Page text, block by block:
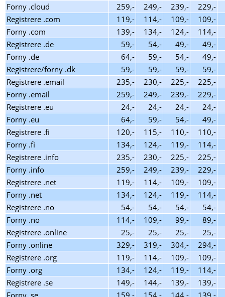
Forny .cloud
259,- 249,- 239,-
229,-
Registrere .com
119,- 114,- 109,-
109,-
Forny .com
139,- 134,- 124,-
114,-
Registrere .de
59,- 54,- 49,-
49,-
Forny .de
64,- 59,- 54,-
49,-
Registrere/forny .dk
59,- 59,- 59,-
59,-
Registrere .email
235,- 230,- 225,-
225,-
Forny .email
259,- 249,- 239,-
229,-
Registrere .eu
24,- 24,- 24,-
24,-
Forny .eu
64,- 59,- 54,-
49,-
Registrere .fi
120,- 115,- 110,-
110,-
Forny .fi
134,- 124,- 119,-
114,-
Registrere .info
235,- 230,- 225,-
225,-
Forny .info
259,- 249,- 239,-
229,-
Registrere .net
119,- 114,- 109,-
109,-
Forny .net
134,- 124,- 119,-
114,-
Registrere .no
54,- 54,- 54,-
54,-
Forny .no
114,- 109,- 99,-
89,-
Registrere .online
25,- 25,- 25,-
25,-
Forny .online
329,- 319,- 304,-
294,-
Registrere .org
119,- 114,- 109,-
109,-
Forny .org
134,- 124,- 119,-
114,-
Registrere .se
149,- 144,- 139,-
139,-